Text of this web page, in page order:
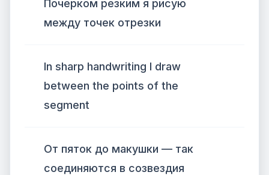
Почерком резким я рисую
между точек отрезки
In sharp handwriting I draw
between the points of the
segment
От пяток до макушки — так
соединяются в созвездия